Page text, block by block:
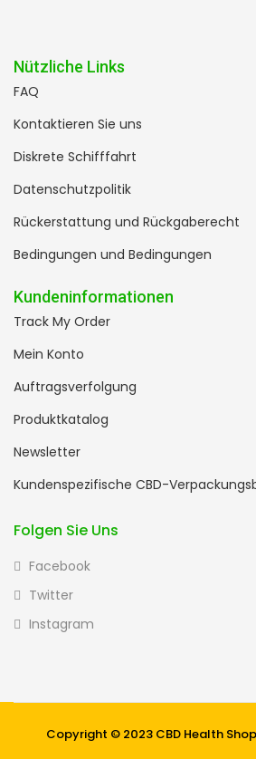
Nützliche Links
FAQ
Kontaktieren Sie uns
Diskrete Schifffahrt
Datenschutzpolitik
Rückerstattung und Rückgaberecht
Bedingungen und Bedingungen
Kundeninformationen
Track My Order
Mein Konto
Auftragsverfolgung
Produktkatalog
Newsletter
Kundenspezifische CBD-
Folgen Sie Uns
Facebook
Twitter
Instagram
Copyright © 2023 CBD Health